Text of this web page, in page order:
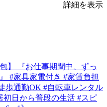
詳細を表示